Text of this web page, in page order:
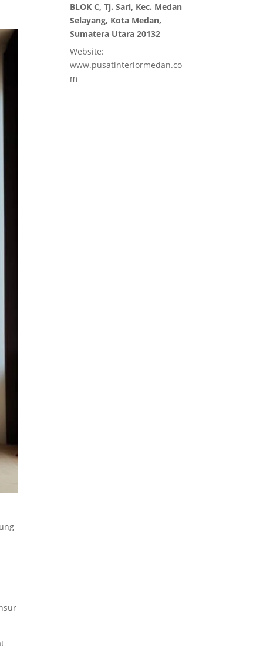
BLOK C, Tj. Sari, Kec. Medan
Selayang, Kota Medan,
Sumatera Utara 20132
Website:
www.pusatinteriormedan.co
m